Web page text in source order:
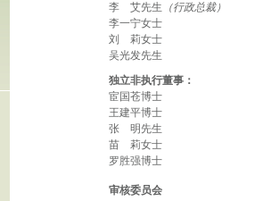
李 艾先生 （行政总裁）
李一宁女士
刘 莉女士
吴光发先生
独立非执行董事：
宦国苍博士
王建平博士
张 明先生
苗 莉女士
罗胜强博士
审核委员会